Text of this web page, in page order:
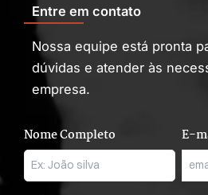
Entre em contato
Nossa equipe está pronta
dúvidas e atender às
empresa.
Nome Completo E-